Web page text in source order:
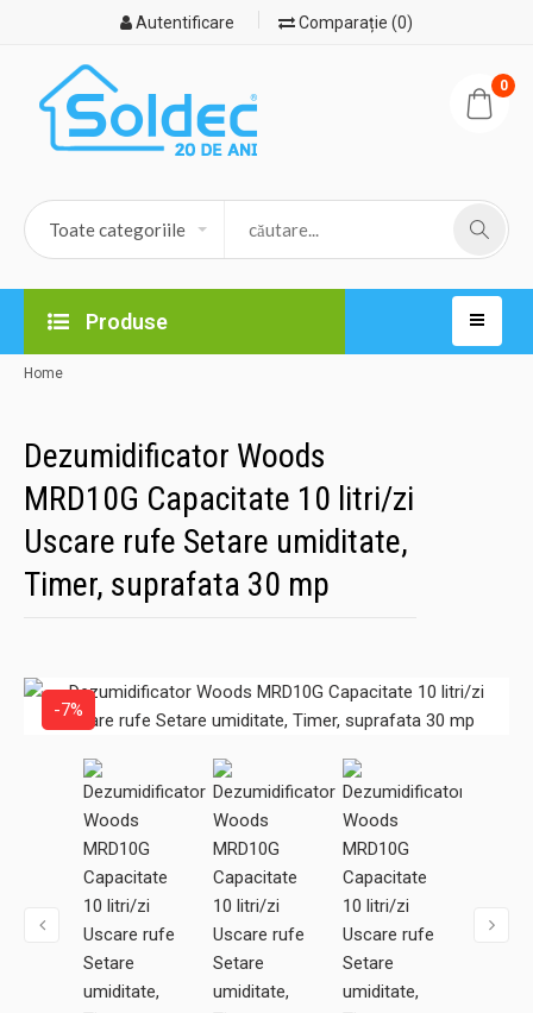
Autentificare Comparație (0)
0
Produse
Home
Dezumidificator Woods
MRD10G Capacitate 10 litri/zi
Uscare rufe Setare umiditate,
Timer, suprafata 30 mp
-7%